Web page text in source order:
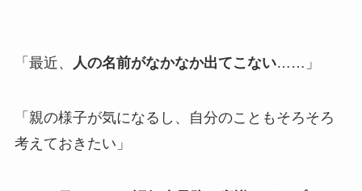
「最近、 人の名前がなかなか出てこない……」
「親の様子が気になるし、自分のこともそろそろ
考えておきたい」